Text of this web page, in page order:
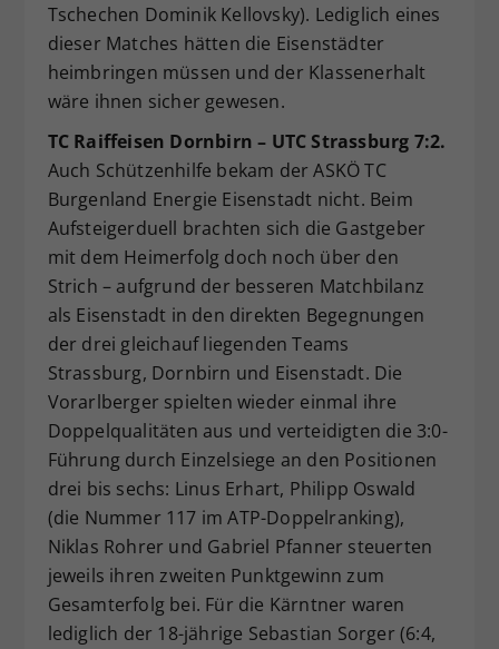
Tschechen Dominik Kellovsky). Lediglich eines
dieser Matches hätten die Eisenstädter
heimbringen müssen und der Klassenerhalt
wäre ihnen sicher gewesen.
TC Raiffeisen Dornbirn – UTC Strassburg 7:2.
Auch Schützenhilfe bekam der ASKÖ TC
Burgenland Energie Eisenstadt nicht. Beim
Aufsteigerduell brachten sich die Gastgeber
mit dem Heimerfolg doch noch über den
Strich – aufgrund der besseren Matchbilanz
als Eisenstadt in den direkten Begegnungen
der drei gleichauf liegenden Teams
Strassburg, Dornbirn und Eisenstadt. Die
Vorarlberger spielten wieder einmal ihre
Doppelqualitäten aus und verteidigten die 3:0-
Führung durch Einzelsiege an den Positionen
drei bis sechs: Linus Erhart, Philipp Oswald
(die Nummer 117 im ATP-Doppelranking),
Niklas Rohrer und Gabriel Pfanner steuerten
jeweils ihren zweiten Punktgewinn zum
Gesamterfolg bei. Für die Kärntner waren
lediglich der 18-jährige Sebastian Sorger (6:4,